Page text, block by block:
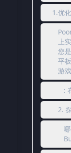
1.优
上
您
平
游
:
2.